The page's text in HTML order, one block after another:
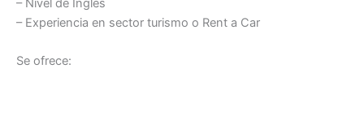
– Nivel de Ingles
– Experiencia en sector turismo o Rent a Car
Se ofrece: